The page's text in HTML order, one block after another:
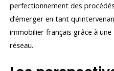
perfectionnement des
d’émerger en tant
immobilier français grâce à une
réseau.